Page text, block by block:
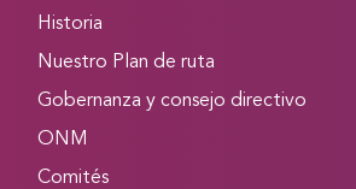
Historia
Nuestro Plan de ruta
Gobernanza y consejo directivo
ONM
Comités